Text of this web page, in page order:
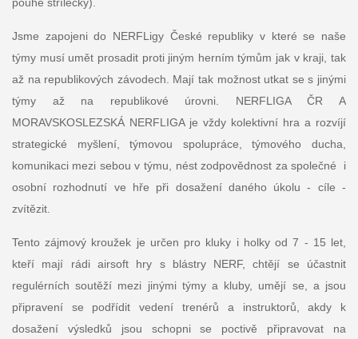
Jsme zapojeni do NERFLigy České republiky v které se naše
týmy musí umět prosadit proti jiným herním týmům jak v kraji, tak
až na republikových závodech. Mají tak možnost utkat se s jinými
týmy až na republikové úrovni. NERFLIGA ČR A
MORAVSKOSLEZSKÁ NERFLIGA je vždy kolektivní hra a rozvíjí
strategické myšlení, týmovou spolupráce, týmového ducha,
komunikaci mezi sebou v týmu, nést zodpovědnost za společné i
osobní rozhodnutí ve hře při dosažení daného úkolu - cíle -
zvítězit.
Tento zájmový kroužek je určen pro kluky i holky od 7 - 15 let,
kteří mají rádi airsoft hry s blástry NERF, chtějí se účastnit
regulérních soutěží mezi jinými týmy a kluby, umějí se, a jsou
připravení se podřídit vedení trenérů a instruktorů, akdy k
dosažení výsledků jsou schopni se poctivě připravovat na